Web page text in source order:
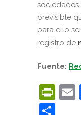
sociedades
previsible
para ello
registro de
Fuente: